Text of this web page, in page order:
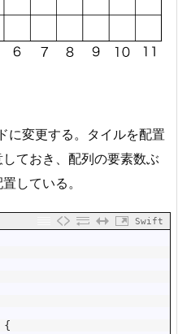
変更する。タイルを配置
ておき、配列の要素数ぶ
している。
Swift
{